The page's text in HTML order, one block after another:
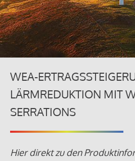
WEA-
LÄRMREDUKTION MIT
SERRATIONS
Hier direkt zu den